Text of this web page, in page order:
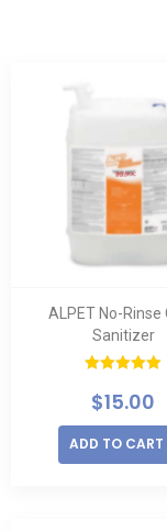
ALPET No-Rinse
Sanitizer
out of 5
$15.00
ADD TO CART